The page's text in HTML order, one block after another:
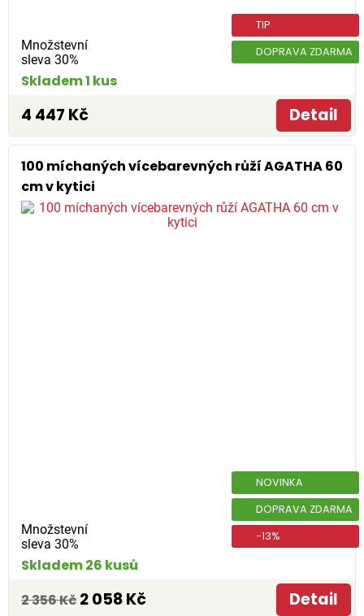
Množstevní
sleva 30%
TIP
DOPRAVA ZDARMA
Skladem 1 kus
4 447 Kč Detail
100 míchaných vícebarevných růží AGATHA 60
cm v kytici
Množstevní
sleva 30%
NOVINKA
DOPRAVA ZDARMA
-13%
Skladem 26 kusů
2 356 Kč 2 058 Kč Detail